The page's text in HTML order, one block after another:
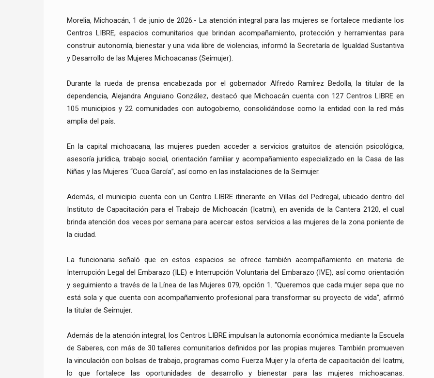
Morelia, Michoacán, 1 de junio de 2026.- La atención integral para las mujeres se fortalece mediante los
Centros LIBRE, espacios comunitarios que brindan acompañamiento, protección y herramientas para
construir autonomía, bienestar y una vida libre de violencias, informó la Secretaría de Igualdad Sustantiva
y Desarrollo de las Mujeres Michoacanas (Seimujer).
Durante la rueda de prensa encabezada por el gobernador Alfredo Ramírez Bedolla, la titular de la
dependencia, Alejandra Anguiano González, destacó que Michoacán cuenta con 127 Centros LIBRE en
105 municipios y 22 comunidades con autogobierno, consolidándose como la entidad con la red más
amplia del país.
En la capital michoacana, las mujeres pueden acceder a servicios gratuitos de atención psicológica,
asesoría jurídica, trabajo social, orientación familiar y acompañamiento especializado en la Casa de las
Niñas y las Mujeres “Cuca García”, así como en las instalaciones de la Seimujer.
Además, el municipio cuenta con un Centro LIBRE itinerante en Villas del Pedregal, ubicado dentro del
Instituto de Capacitación para el Trabajo de Michoacán (Icatmi), en avenida de la Cantera 2120, el cual
brinda atención dos veces por semana para acercar estos servicios a las mujeres de la zona poniente de
la ciudad.
La funcionaria señaló que en estos espacios se ofrece también acompañamiento en materia de
Interrupción Legal del Embarazo (ILE) e Interrupción Voluntaria del Embarazo (IVE), así como orientación
y seguimiento a través de la Línea de las Mujeres 079, opción 1. “Queremos que cada mujer sepa que no
está sola y que cuenta con acompañamiento profesional para transformar su proyecto de vida”, afirmó
la titular de Seimujer.
Además de la atención integral, los Centros LIBRE impulsan la autonomía económica mediante la Escuela
de Saberes, con más de 30 talleres comunitarios definidos por las propias mujeres. También promueven
la vinculación con bolsas de trabajo, programas como Fuerza Mujer y la oferta de capacitación del Icatmi,
lo que fortalece las oportunidades de desarrollo y bienestar para las mujeres michoacanas.